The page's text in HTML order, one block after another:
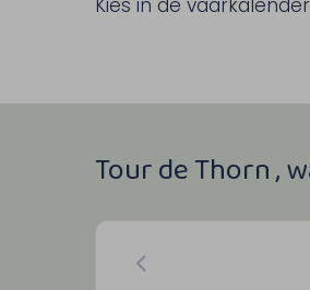
Kies in de
Tour de Thorn ,